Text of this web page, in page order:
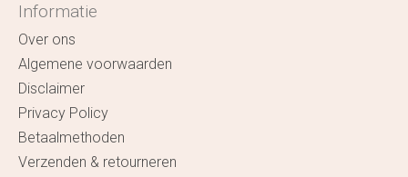
Informatie
Over ons
Algemene voorwaarden
Disclaimer
Privacy Policy
Betaalmethoden
Verzenden & retourneren